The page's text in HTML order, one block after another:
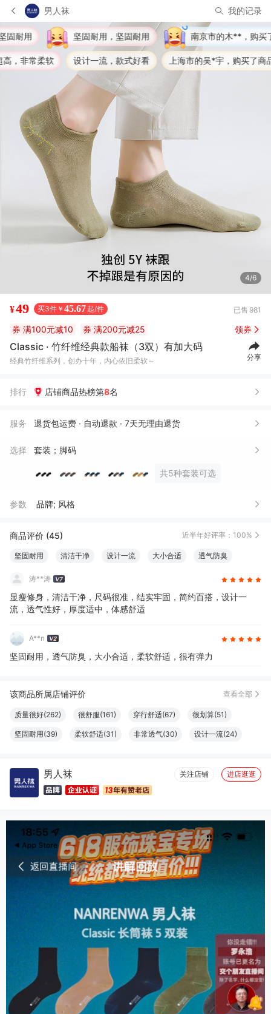
男人袜 我的记录
南京市的木**，购买了商品
上海市的吴*宇，购买了商品 金华市的宋*明，购买了商品
C**. 很喜欢，给出了好
5/6
¥49 买3件￥ 45.67 起/件 已售 981
券 满100元减10 券 满200元减25 领券
Classic · 竹纤维经典款船袜（3双）有加大码
经典竹纤维系列，创办十年，内心依旧柔软～ 分享
排行 店铺商品热榜第8名
服务 退货包运费 · 自动退款 · 7天无理由退货
选择 套装；脚码
共5种套装可选
参数 品牌; 风格
商品评价 (45) 近半年好评率：100%
坚固耐用 清洁干净 设计一流 大小合适 透气防臭
很有弹力
涛**涛
显瘦修身，清洁干净，尺码很准，结实牢固，简约百搭，设计一
流，透气性好，厚度适中，体感舒适
A**n
坚固耐用，透气防臭，大小合适，柔软舒适，很有弹力
该商品所属店铺评价 查看全部
质量很好(262) 很舒服(161) 穿行舒适(67) 很划算(51)
坚固耐用(39) 柔软舒适(31) 非常透气(30) 设计一流(24)
做工精良(17) 体感舒适(16)
尺寸适宜(15) 颜色正(13)
格外清爽(10) 透气性佳(10) 结实牢固(10) 款式好看(9)
很暖和(9) 很显气质(9) 效果好(8) 外观好看(8)
服务周到(7) 很有弹力(6)
男人袜 关注店铺 进店逛逛